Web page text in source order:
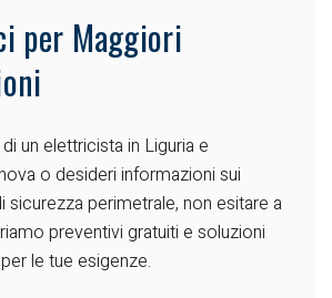
per Maggiori
un elettricista in Liguria e
o desideri informazioni sui
sicurezza perimetrale, non esitare a
preventivi gratuiti e soluzioni
le tue esigenze.